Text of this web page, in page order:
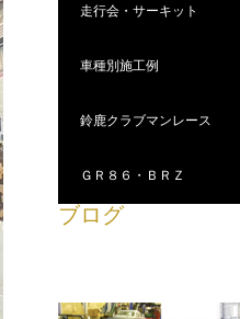
走行会・サーキット
車種別施工例
鈴鹿クラブマンレース
ＧＲ８６・ＢＲＺ
ブログ